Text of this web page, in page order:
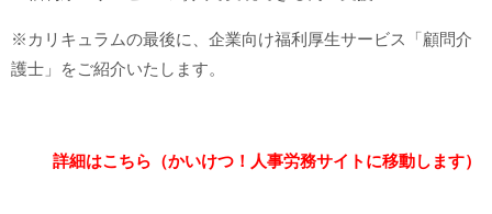
※カリキュラムの最後に、企業向け福利厚生サービス「顧問介
護士」をご紹介いたします。
詳細はこちら（かいけつ！人事労務サイトに移動します）